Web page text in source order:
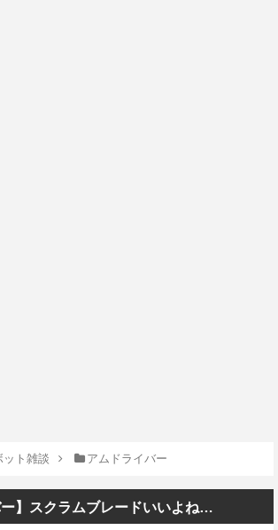
ット雑談 アムドライバー
ー】スクラムブレードいいよね…